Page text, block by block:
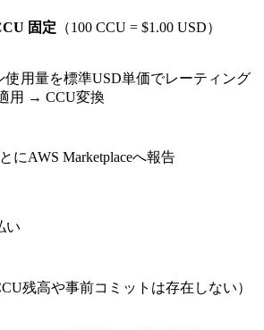
固定 （100 CCU = $1.00 USD）
使用量を標準USD単価でレーティング
用 → CCU変換
にAWS Marketplaceへ報告
い
残高や事前コミットは存在しない）